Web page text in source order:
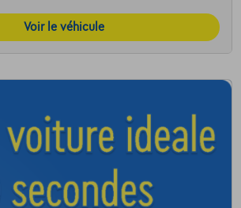
Voir le véhicule